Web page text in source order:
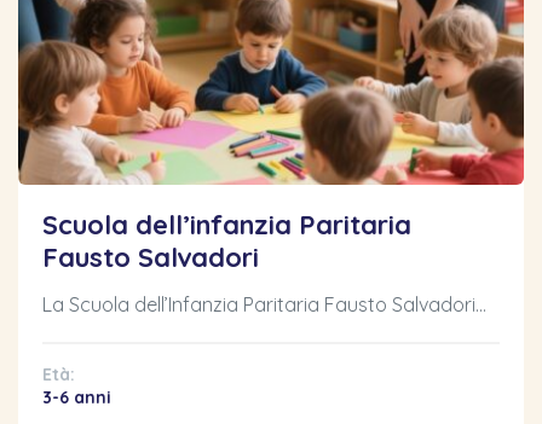
Scuola dell’infanzia Paritaria
Fausto Salvadori
La Scuola dell’Infanzia Paritaria Fausto Salvadori…
Età:
3-6 anni